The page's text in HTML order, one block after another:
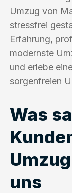
Umzug von
stressfrei
Erfahrung,
modernste
und erlebe
sorgenfreien
Was
uns